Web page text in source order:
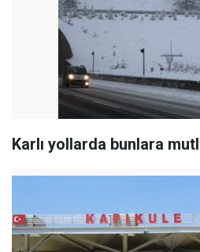
Karlı yollarda bunlara